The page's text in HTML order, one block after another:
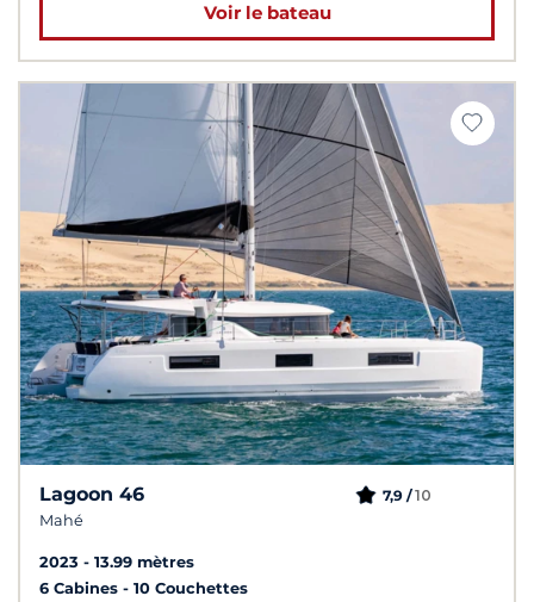
Voir le bateau
Lagoon 46
Mahé
7,9 /10
2023
13.99 mètres
6 Cabines
10 Couchettes